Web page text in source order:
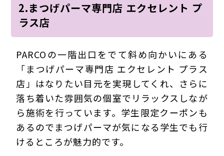
2.まつげパーマ専門店 エクセレント プ
ラス店
PARCOの一階出口をでて斜め向かいにある
「まつげパーマ専門店 エクセレント プラス
店」はなりたい目元を実現してくれ、さらに
落ち着いた雰囲気の個室でリラックスしなが
ら施術を行っています。学生限定クーポンも
あるのでまつげパーマが気になる学生でも行
けるところが魅力的です。